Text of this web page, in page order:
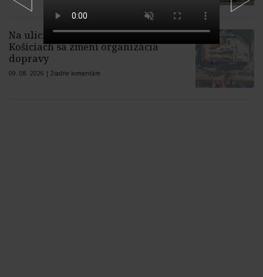
Na ulici Protifašistických bojovníkov v
Košiciach sa zmení organizácia
dopravy
09. 08. 2026 | Žiadne komentáre